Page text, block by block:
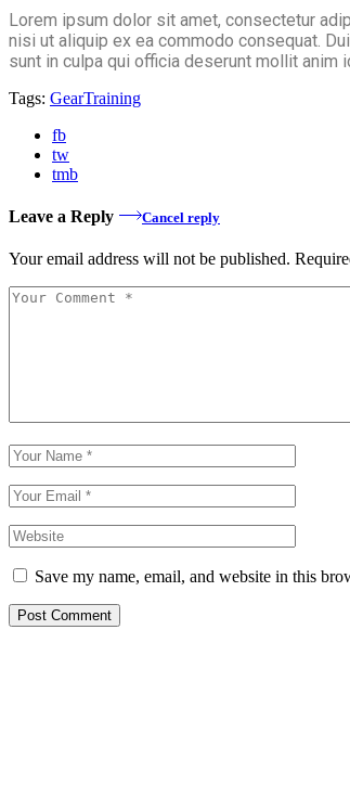
Lorem ipsum dolor sit amet, consectetur
nisi ut aliquip ex ea commodo consequat.
sunt in culpa qui officia deserunt mollit anim
Tags: GearTraining
fb
tw
tmb
Leave a Reply Cancel reply
Your email address will not be published.
Save my name, email, and website in this
Post Comment